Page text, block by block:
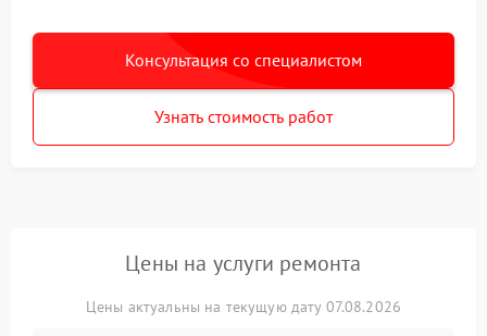
Консультация со специалистом
Узнать стоимость работ
Цены на услуги ремонта
Цены актуальны на текущую дату 07.08.2026